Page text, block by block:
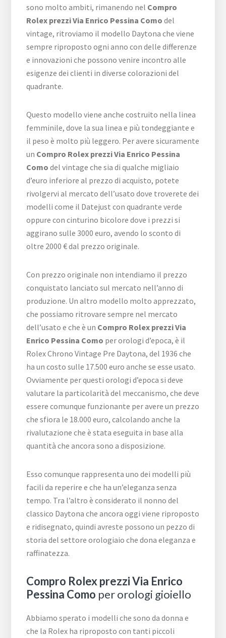
sono molto ambiti, rimanendo nel Compro
Rolex prezzi Via Enrico Pessina Como del
vintage, ritroviamo il modello Daytona che viene
sempre riproposto ogni anno con delle differenze
e innovazioni che possono venire incontro alle
esigenze dei clienti in diverse colorazioni del
quadrante.
Questo modello viene anche costruito nella linea
femminile, dove la sua linea e più tondeggiante e
il peso è molto più leggero. Per avere sicuramente
un Compro Rolex prezzi Via Enrico Pessina
Como del vintage che sia di qualche migliaio
d’euro inferiore al prezzo di acquisto, potete
rivolgervi al mercato dell’usato dove troverete dei
modelli come il Datejust con quadrante verde
oppure con cinturino bicolore dove i prezzi si
aggirano sulle 3000 euro, avendo lo sconto di
oltre 2000 € dal prezzo originale.
Con prezzo originale non intendiamo il prezzo
conquistato lanciato sul mercato nell’anno di
produzione. Un altro modello molto apprezzato,
che possiamo ritrovare sempre nel mercato
dell’usato e che è un Compro Rolex prezzi Via
Enrico Pessina Como per orologi d’epoca, è il
Rolex Chrono Vintage Pre Daytona, del 1936 che
ha un costo sulle 17.500 euro anche se esse usato.
Ovviamente per questi orologi d’epoca si deve
valutare la particolarità del meccanismo, che deve
essere comunque funzionante per avere un prezzo
che sfiora le 18.000 euro, calcolando anche la
rivalutazione che è stata eseguita in base alla
quantità che ancora sono a disposizione.
Esso comunque rappresenta uno dei modelli più
facili da reperire e che ha un’eleganza senza
tempo. Tra l’altro è considerato il nonno del
classico Daytona che ancora oggi viene riproposto
e ridisegnato, quindi avreste possono un pezzo di
storia del settore orologiaio che dona eleganza e
raffinatezza.
Compro Rolex prezzi Via Enrico
Pessina Como per orologi gioiello
Abbiamo sperato i modelli che sono da donna e
che la Rolex ha riproposto con tanti piccoli